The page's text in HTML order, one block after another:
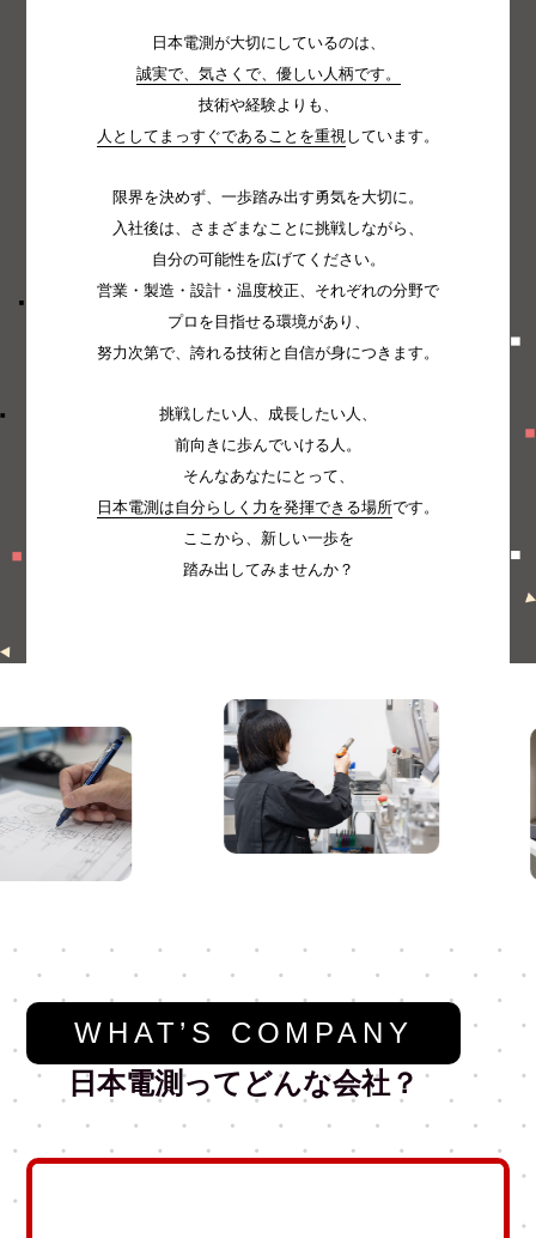
日本電測が大切にしているのは、
誠実で、気さくで、優しい人柄です。
技術や経験よりも、
人としてまっすぐであることを重視しています。
限界を決めず、一歩踏み出す勇気を大切に。
入社後は、さまざまなことに挑戦しながら、
自分の可能性を広げてください。
営業・製造・設計・温度校正、それぞれの分野で
プロを目指せる環境があり、
努力次第で、誇れる技術と自信が身につきます。
挑戦したい人、成長したい人、
前向きに歩んでいける人。
そんなあなたにとって、
日本電測は自分らしく力を発揮できる場所です。
ここから、新しい一歩を
踏み出してみませんか？
WHAT’S COMPANY
日本電測ってどんな会社？